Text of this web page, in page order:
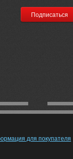
для покупателя